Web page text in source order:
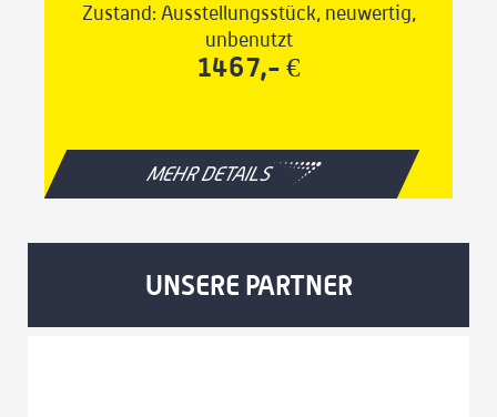
Zustand: Ausstellungsstück, neuwertig,
unbenutzt
1467,- €
MEHR DETAILS
UNSERE PARTNER